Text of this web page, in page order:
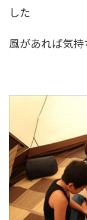
した
風があれば気